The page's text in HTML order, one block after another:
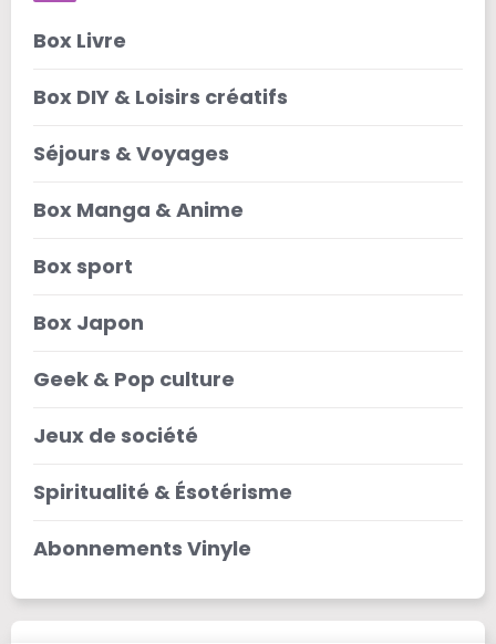
Box Livre
Box DIY & Loisirs créatifs
Séjours & Voyages
Box Manga & Anime
Box sport
Box Japon
Geek & Pop culture
Jeux de société
Spiritualité & Ésotérisme
Abonnements Vinyle